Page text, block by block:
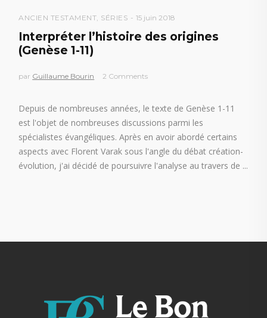
ANCIEN TESTAMENT, SÉRIES 15 juin 2018
Interpréter l’histoire des origines
(Genèse 1-11)
par Guillaume Bourin 2 Comments
Depuis de nombreuses années, le texte de Genèse 1-11
est l'objet de nombreuses discussions parmi les
spécialistes évangéliques. Après en avoir abordé certains
aspects avec Florent Varak sous l'angle du débat création-
évolution, j'ai décidé de poursuivre l'analyse au travers de